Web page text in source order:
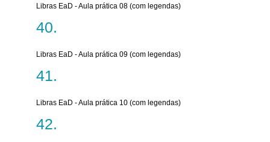
Libras EaD - Aula prática 08 (com legendas)
Libras EaD - Aula prática 09 (com legendas)
Libras EaD - Aula prática 10 (com legendas)